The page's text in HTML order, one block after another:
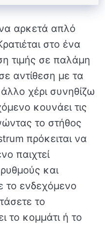
αρκετά απλό
στο ένα
τιμής σε παλάμη
αντίθεση με τα
χέρι συνηθίζω
κουνάει τις
το στήθος
πρόκειται να
παιχτεί
και
το ενδεχόμενο
το
το κομμάτι ή το